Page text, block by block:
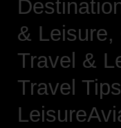
& Leisure,
Travel &
Travel